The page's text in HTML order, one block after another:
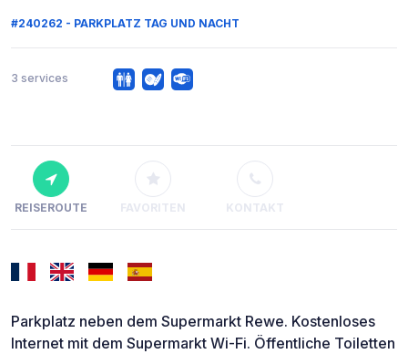
#240262 - PARKPLATZ TAG UND NACHT
3 services
REISEROUTE FAVORITEN KONTAKT
Parkplatz neben dem Supermarkt Rewe. Kostenloses
Internet mit dem Supermarkt Wi-Fi. Öffentliche Toiletten